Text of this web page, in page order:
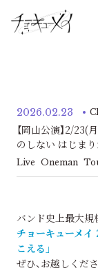
2026.02.23
【岡山公演】2/
のしない はじま
Live Oneman
バンド史上最大規
チョーキューメ
こえる｣
ぜひ、お越しくださ